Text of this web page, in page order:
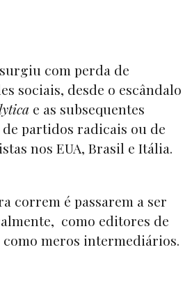
com perda de
sociais, desde o escândalo
e as subsequentes
partidos radicais ou de
nos EUA, Brasil e Itália.
correm é passarem a ser
como editores de
meros intermediários.